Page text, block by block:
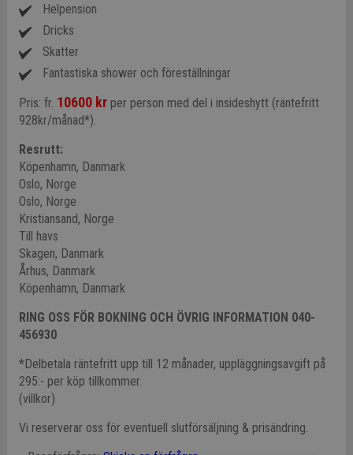
Helpension
Dricks
Skatter
Fantastiska shower och föreställningar
Pris: fr. 10600 krper person med del i insideshytt (räntefritt
928kr/månad*).
Resrutt:
Köpenhamn, Danmark
Oslo, Norge
Oslo, Norge
Kristiansand, Norge
Till havs
Skagen, Danmark
Århus, Danmark
Köpenhamn, Danmark
RING OSS FÖR BOKNING OCH ÖVRIG INFORMATION 040-
456930
*Delbetala räntefritt upp till 12 månader, uppläggningsavgift på
295:- per köp tillkommer.
(villkor)
Vi reserverar oss för eventuell slutförsäljning & prisändring.